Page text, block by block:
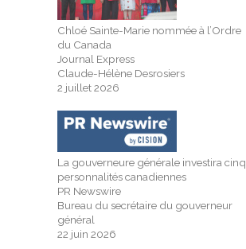
Chloé Sainte-Marie nommée à l’Ordre
du Canada
Journal Express
Claude-Hélène Desrosiers
2 juillet 2026
La gouverneure générale investira cinq
personnalités canadiennes
PR Newswire
Bureau du secrétaire du gouverneur
général
22 juin 2026